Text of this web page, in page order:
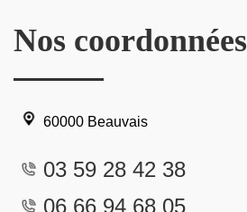
Nos coordonnées
60000 Beauvais
03 59 28 42 38
06 66 94 68 05